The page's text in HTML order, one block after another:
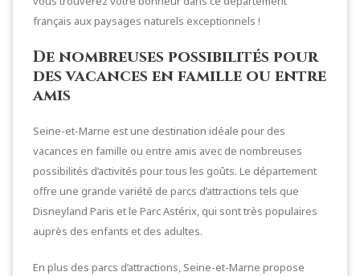
français aux paysages naturels exceptionnels !
De nombreuses possibilités pour
des vacances en famille ou entre
amis
Seine-et-Marne est une destination idéale pour des
vacances en famille ou entre amis avec de nombreuses
possibilités d’activités pour tous les goûts. Le département
offre une grande variété de parcs d’attractions tels que
Disneyland Paris et le Parc Astérix, qui sont très populaires
auprès des enfants et des adultes.
En plus des parcs d’attractions, Seine-et-Marne propose